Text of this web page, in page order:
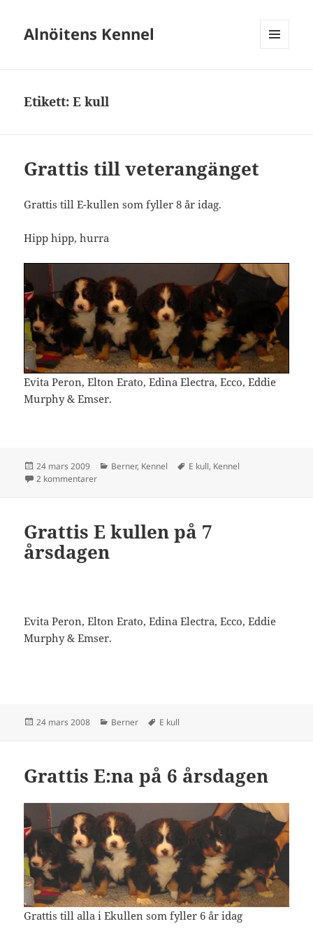
Alnöitens Kennel
Etikett:E kull
Grattis till veterangänget
Grattis till E-kullen som fyller 8 år idag.
Hipp hipp, hurra
Evita Peron, Elton Erato, Edina Electra, Ecco, Eddie
Murphy & Emser.
Postat
24 mars 2009 Kategorier
Berner, Kennel Taggar
E kull, Kennel
2 kommentarertill Grattis till veterangänget
Grattis E kullen på 7
årsdagen
Evita Peron, Elton Erato, Edina Electra, Ecco, Eddie
Murphy & Emser.
Postat
24 mars 2008 Kategorier
Berner Taggar
E kull
Grattis E:na på 6 årsdagen
Grattis till alla i Ekullen som fyller 6 år idag